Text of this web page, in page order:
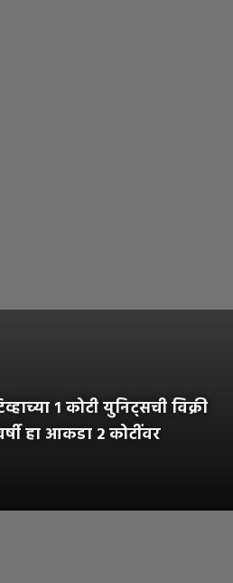
१ कोटी युनिट्सची विक्री
हा आकडा 2 कोटींवर